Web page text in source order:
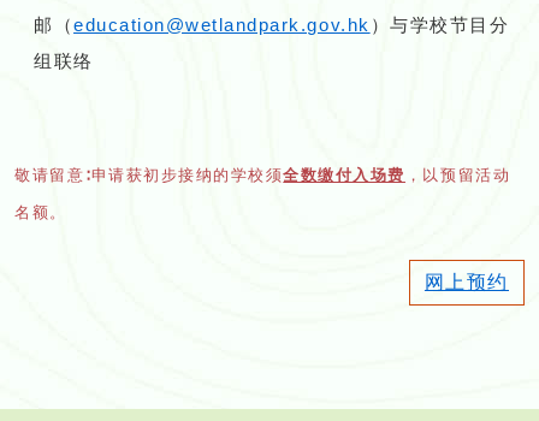
邮（education@wetlandpark.gov.hk ）与学校节目分
组联络
敬请留意∶申请获初步接纳的学校须全数缴付入场费 ，以预留活动
名额。
网上预约